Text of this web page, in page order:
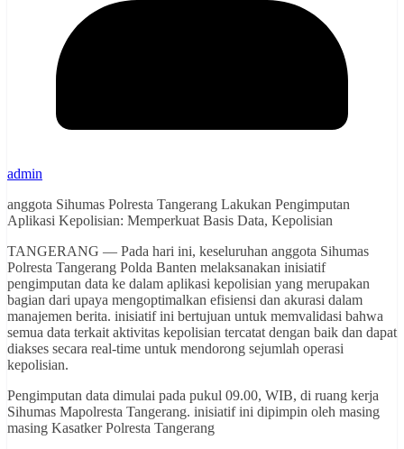
admin
anggota Sihumas Polresta Tangerang Lakukan Pengimputan
Aplikasi Kepolisian: Memperkuat Basis Data, Kepolisian
TANGERANG — Pada hari ini, keseluruhan anggota Sihumas
Polresta Tangerang Polda Banten melaksanakan inisiatif
pengimputan data ke dalam aplikasi kepolisian yang merupakan
bagian dari upaya mengoptimalkan efisiensi dan akurasi dalam
manajemen berita. inisiatif ini bertujuan untuk memvalidasi bahwa
semua data terkait aktivitas kepolisian tercatat dengan baik dan dapat
diakses secara real-time untuk mendorong sejumlah operasi
kepolisian.
Pengimputan data dimulai pada pukul 09.00, WIB, di ruang kerja
Sihumas Mapolresta Tangerang. inisiatif ini dipimpin oleh masing
masing Kasatker Polresta Tangerang